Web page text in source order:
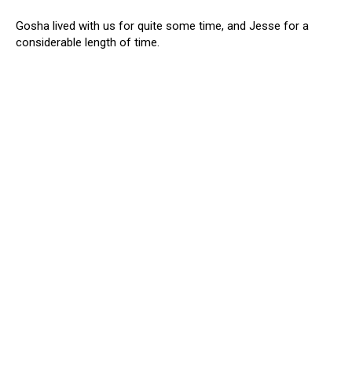
Gosha lived with us for quite some time, and Jesse for a
considerable length of time.